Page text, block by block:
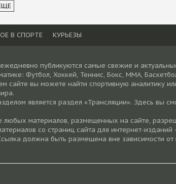
В СПОРТЕ КУРЬЕЗЫ
публикуются самые свежие и
Футбол, Хоккей, Теннис, Бокс, ММА,
сайте вы можете найти спортивную аналитику
является раздел «Трансляции». Здесь вы
любых материалов, размещенных на сайте,
со страниц сайта для интернет-
должна быть размещена вне зависимости от